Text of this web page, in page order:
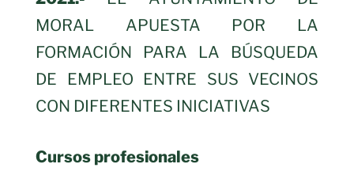
MORAL APUESTA POR LA
FORMACIÓN PARA LA BÚSQUEDA
DE EMPLEO ENTRE SUS VECINOS
CON DIFERENTES INICIATIVAS
Cursos profesionales